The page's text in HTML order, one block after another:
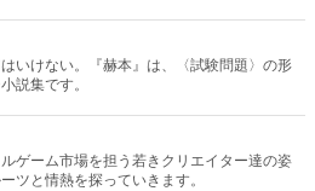
いけない。『赫本』は、〈試験問題〉の形
説集です。
ゲーム市場を担う若きクリエイター達の姿
ツと情熱を探っていきます。